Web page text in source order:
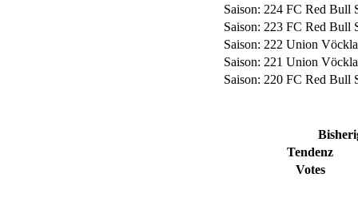
Saison: 224 FC Red Bull
Saison: 223 FC Red Bull
Saison: 222 Union
Saison: 221 Union
Saison: 220 FC Red Bull
Tendenz
Votes